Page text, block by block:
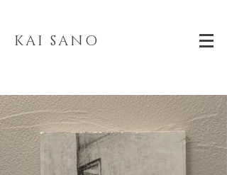
KAI SANO
WORKS